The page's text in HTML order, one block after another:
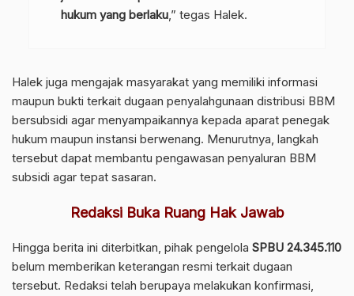
hukum yang berlaku,” tegas Halek.
Halek juga mengajak masyarakat yang memiliki informasi
maupun bukti terkait dugaan penyalahgunaan distribusi BBM
bersubsidi agar menyampaikannya kepada aparat penegak
hukum maupun instansi berwenang. Menurutnya, langkah
tersebut dapat membantu pengawasan penyaluran BBM
subsidi agar tepat sasaran.
Redaksi Buka Ruang Hak Jawab
Hingga berita ini diterbitkan, pihak pengelola SPBU 24.345.110
belum memberikan keterangan resmi terkait dugaan
tersebut. Redaksi telah berupaya melakukan konfirmasi,